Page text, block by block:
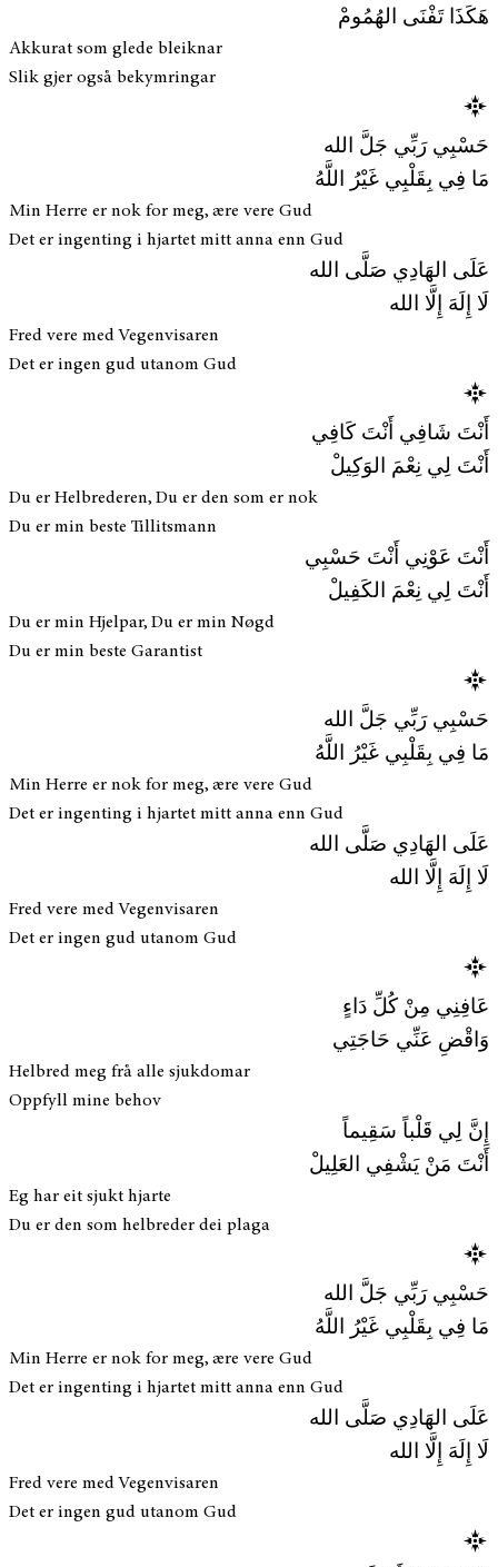
هَكَذَا تَفْنَى الهُمُومْ
Akkurat som glede bleiknar
Slik gjer også bekymringar
حَسْبِي رَبِّي جَلَّ الله
مَا فِي بِقَلْبِي غَيْرُ اللَّهُ
Min Herre er nok for meg, ære vere Gud
Det er ingenting i hjartet mitt anna enn Gud
عَلَى الهَادِي صَلَّى الله
لَا إِلَهَ إِلَّا الله
Fred vere med Vegenvisaren
Det er ingen gud utanom Gud
أَنْتَ شَافِي أَنْتَ كَافِي
أَنْتَ لِي نِعْمَ الوَكِيلْ
Du er Helbrederen, Du er den som er nok
Du er min beste Tillitsmann
أَنْتَ عَوْنِي أَنْتَ حَسْبِي
أَنْتَ لِي نِعْمَ الكَفِيلْ
Du er min Hjelpar, Du er min Nøgd
Du er min beste Garantist
حَسْبِي رَبِّي جَلَّ الله
مَا فِي بِقَلْبِي غَيْرُ اللَّهُ
Min Herre er nok for meg, ære vere Gud
Det er ingenting i hjartet mitt anna enn Gud
عَلَى الهَادِي صَلَّى الله
لَا إِلَهَ إِلَّا الله
Fred vere med Vegenvisaren
Det er ingen gud utanom Gud
عَافِنِي مِنْ كُلِّ دَاءٍ
وَاقْضِ عَنِّي حَاجَتِي
Helbred meg frå alle sjukdomar
Oppfyll mine behov
إِنَّ لِي قَلْباً سَقِيماً
أَنْتَ مَنْ يَشْفِي العَلِيلْ
Eg har eit sjukt hjarte
Du er den som helbreder dei plaga
حَسْبِي رَبِّي جَلَّ الله
مَا فِي بِقَلْبِي غَيْرُ اللَّهُ
Min Herre er nok for meg, ære vere Gud
Det er ingenting i hjartet mitt anna enn Gud
عَلَى الهَادِي صَلَّى الله
لَا إِلَهَ إِلَّا الله
Fred vere med Vegenvisaren
Det er ingen gud utanom Gud